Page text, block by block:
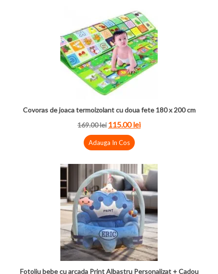
Covoras de joaca termoizolant cu doua fete 180 x 200 cm
169.00 lei 115.00 lei
Adauga In Cos
Fotoliu bebe cu arcada Print Albastru Personalizat + Cadou